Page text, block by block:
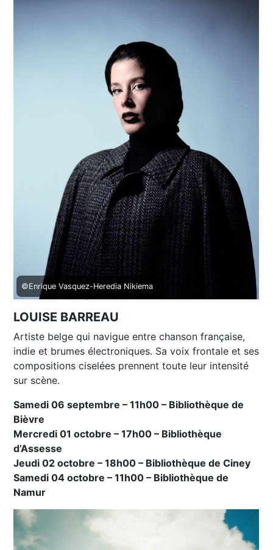
©Enrique Vasquez-Heredia Nikiema
LOUISE BARREAU
Artiste belge qui navigue entre chanson française,
indie et brumes électroniques. Sa voix frontale et ses
compositions ciselées prennent toute leur intensité
sur scène.
Samedi 06 septembre – 11h00 – Bibliothèque de
Bièvre
Mercredi 01 octobre – 17h00 – Bibliothèque
d’Assesse
Jeudi 02 octobre – 18h00 – Bibliothèque de Ciney
Samedi 04 octobre – 11h00 – Bibliothèque de
Namur